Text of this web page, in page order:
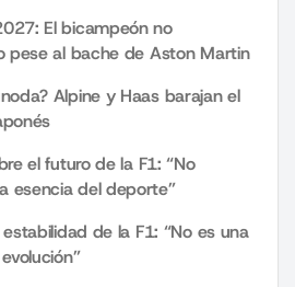
El bicampeón no
pese al bache de Aston Martin
Alpine y Haas barajan el
el futuro de la F1: “No
esencia del deporte”
de la F1: “No es una